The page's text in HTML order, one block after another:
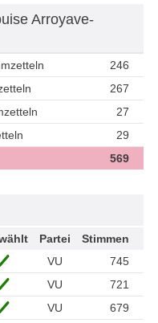
Arroyave-
246
267
27
29
569
Partei
Stimmen
VU
745
VU
721
VU 679